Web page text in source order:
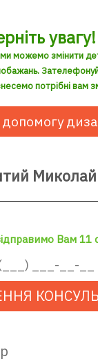
увагу!
ми можемо змінити
потрібні вам
Миколай
Вам 11